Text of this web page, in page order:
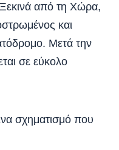
από τη Χώρα,
και
Μετά την
σε εύκολο
σχηματισμό που